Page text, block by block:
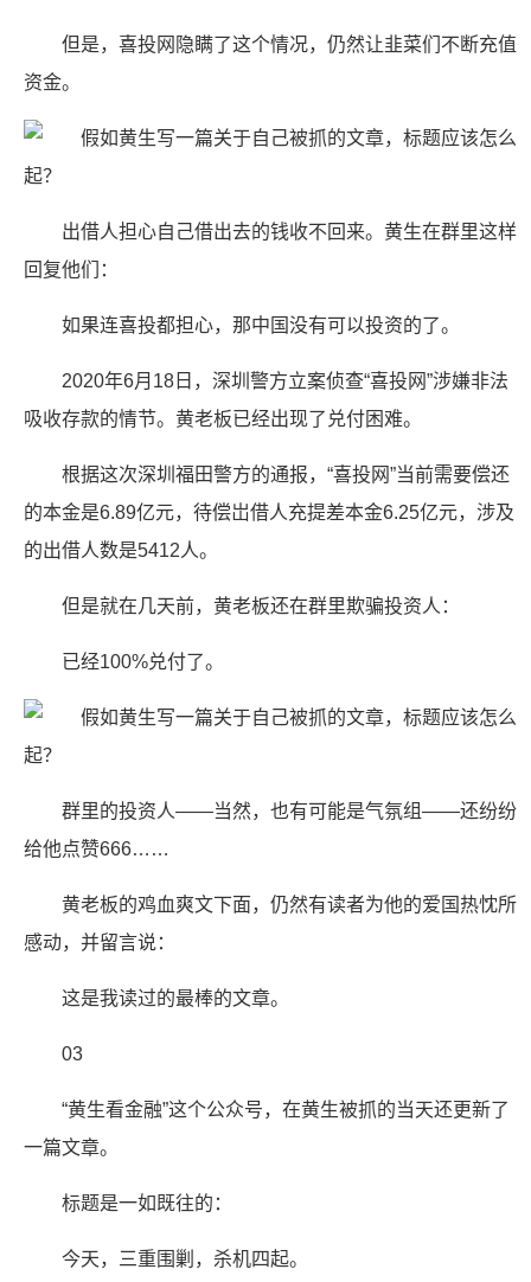
但是，喜投网隐瞒了这个情况，仍然让韭菜们不断充值
资金。
出借人担心自己借出去的钱收不回来。黄生在群里这样
回复他们：
如果连喜投都担心，那中国没有可以投资的了。
2020年6月18日，深圳警方立案侦查“喜投网”涉嫌非法
吸收存款的情节。黄老板已经出现了兑付困难。
根据这次深圳福田警方的通报，“喜投网”当前需要偿还
的本金是6.89亿元，待偿岀借人充提差本金6.25亿元，涉及
的出借人数是5412人。
但是就在几天前，黄老板还在群里欺骗投资人：
已经100%兑付了。
群里的投资人——当然，也有可能是气氛组——还纷纷
给他点赞666……
黄老板的鸡血爽文下面，仍然有读者为他的爱国热忱所
感动，并留言说：
这是我读过的最棒的文章。
03
“黄生看金融”这个公众号，在黄生被抓的当天还更新了
一篇文章。
标题是一如既往的：
今天，三重围剿，杀机四起。